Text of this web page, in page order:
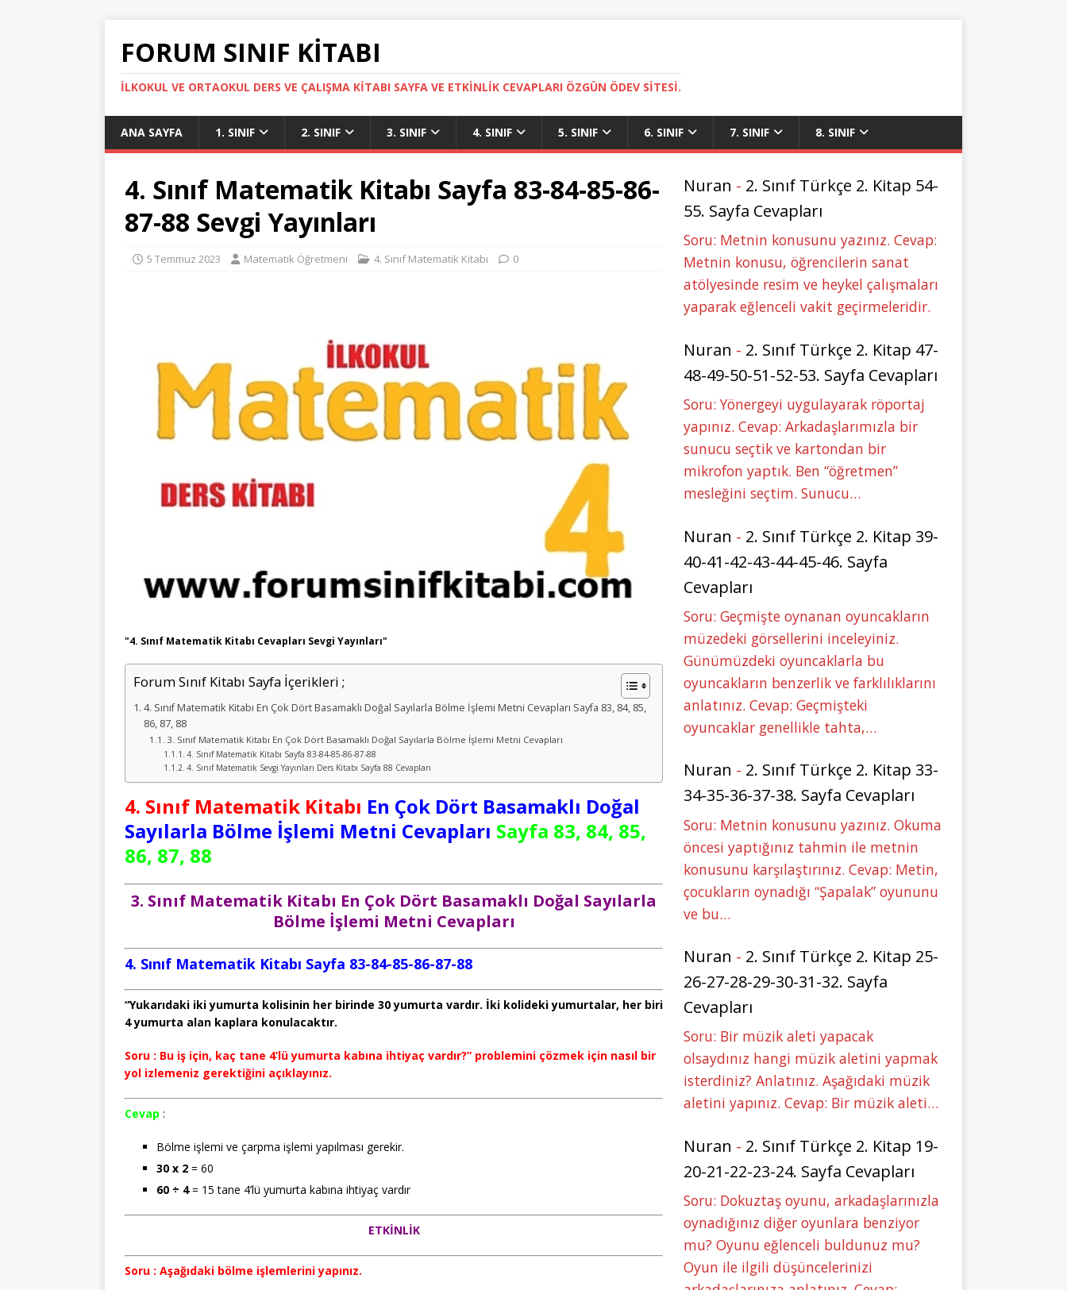
FORUM SINIF KITABI
İLKOKUL VE ORTAOKUL DERS VE ÇALIŞMA KITABI SAYFA VE ETKINLIK CEVAPLARI ÖZGÜN ÖDEV SITESI.
ANA SAYFA 1. SINIF 2. SINIF 3. SINIF 4. SINIF 5. SINIF 6. SINIF 7. SINIF 8. SINIF
4. Sınıf Matematik Kitabı Sayfa 83-84-85-86-
87-88 Sevgi Yayınları
5 Temmuz 2023 Matematik Öğretmeni 4. Sınıf Matematik Kitabı 0
"4. Sınıf Matematik Kitabı Cevapları Sevgi Yayınları"
Forum Sınıf Kitabı Sayfa İçerikleri ;
4. Sınıf Matematik Kitabı En Çok Dört Basamaklı Doğal Sayılarla Bölme İşlemi Metni Cevapları Sayfa 83, 84, 85,
86, 87, 88
3. Sınıf Matematik Kitabı En Çok Dört Basamaklı Doğal Sayılarla Bölme İşlemi Metni Cevapları
4. Sınıf Matematik Kitabı Sayfa 83-84-85-86-87-88
4. Sınıf Matematik Sevgi Yayınları Ders Kitabı Sayfa 88 Cevapları
4. Sınıf Matematik Kitabı En Çok Dört Basamaklı Doğal
Sayılarla Bölme İşlemi Metni Cevapları Sayfa 83, 84, 85,
86, 87, 88
3. Sınıf Matematik Kitabı En Çok Dört Basamaklı Doğal Sayılarla
Bölme İşlemi Metni Cevapları
4. Sınıf Matematik Kitabı Sayfa 83-84-85-86-87-88
“Yukarıdaki iki yumurta kolisinin her birinde 30 yumurta vardır. İki kolideki yumurtalar, her biri
4 yumurta alan kaplara konulacaktır.
Soru : Bu iş için, kaç tane 4’lü yumurta kabına ihtiyaç vardır?” problemini çözmek için nasıl bir
yol izlemeniz gerektiğini açıklayınız.
Cevap :
Bölme işlemi ve çarpma işlemi yapılması gerekir.
30 x 2 = 60
60 ÷ 4= 15 tane 4’lü yumurta kabına ihtiyaç vardır
ETKİNLİK
Soru : Aşağıdaki bölme işlemlerini yapınız.
Nuran - 2. Sınıf Türkçe 2. Kitap 54-
55. Sayfa Cevapları
Soru: Metnin konusunu yazınız. Cevap:
Metnin konusu, öğrencilerin sanat
atölyesinde resim ve heykel çalışmaları
yaparak eğlenceli vakit geçirmeleridir.
Nuran - 2. Sınıf Türkçe 2. Kitap 47-
48-49-50-51-52-53. Sayfa Cevapları
Soru: Yönergeyi uygulayarak röportaj
yapınız. Cevap: Arkadaşlarımızla bir
sunucu seçtik ve kartondan bir
mikrofon yaptık. Ben “öğretmen”
mesleğini seçtim. Sunucu…
Nuran - 2. Sınıf Türkçe 2. Kitap 39-
40-41-42-43-44-45-46. Sayfa
Cevapları
Soru: Geçmişte oynanan oyuncakların
müzedeki görsellerini inceleyiniz.
Günümüzdeki oyuncaklarla bu
oyuncakların benzerlik ve farklılıklarını
anlatınız. Cevap: Geçmişteki
oyuncaklar genellikle tahta,…
Nuran - 2. Sınıf Türkçe 2. Kitap 33-
34-35-36-37-38. Sayfa Cevapları
Soru: Metnin konusunu yazınız. Okuma
öncesi yaptığınız tahmin ile metnin
konusunu karşılaştırınız. Cevap: Metin,
çocukların oynadığı “Şapalak” oyununu
ve bu…
Nuran - 2. Sınıf Türkçe 2. Kitap 25-
26-27-28-29-30-31-32. Sayfa
Cevapları
Soru: Bir müzik aleti yapacak
olsaydınız hangi müzik aletini yapmak
isterdiniz? Anlatınız. Aşağıdaki müzik
aletini yapınız. Cevap: Bir müzik aleti…
Nuran - 2. Sınıf Türkçe 2. Kitap 19-
20-21-22-23-24. Sayfa Cevapları
Soru: Dokuztaş oyunu, arkadaşlarınızla
oynadığınız diğer oyunlara benziyor
mu? Oyunu eğlenceli buldunuz mu?
Oyun ile ilgili düşüncelerinizi